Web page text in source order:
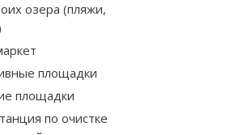
озера (пляжи,
площадки
площадки
по очистке